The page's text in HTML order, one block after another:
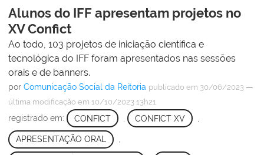
Alunos do IFF apresentam projetos no
XV Confict
Ao todo, 103 projetos de iniciação científica e
tecnológica do IFF foram apresentados nas sessões
orais e de banners.
por Comunicação Social da Reitoria publicado em 30/06/2023 —
última modificação em 10/10/2023 13h21
registrado em: CONFICT CONFICT XV
APRESENTAÇÃO ORAL ,